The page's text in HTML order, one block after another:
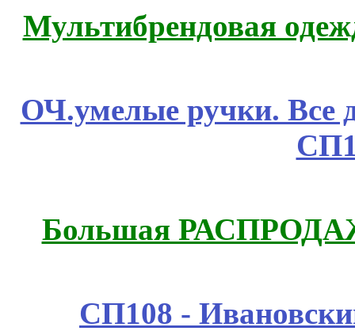
Мультибрендовая
ОЧ.умелые ручки. Все
Большая
СП108 -